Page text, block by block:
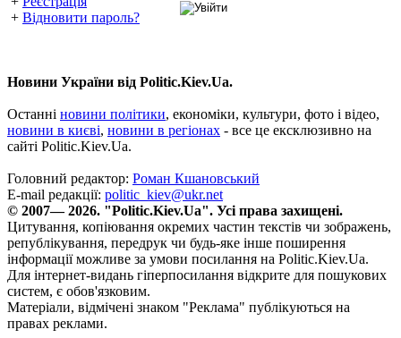
+ Відновити пароль?
Новини України від Politic.Kiev.Ua.
Останні новини політики, економіки, культури, фото і відео,
новини в києві, новини в регіонах - все це ексклюзивно на
сайті Politic.Kiev.Ua.
Головний редактор: Роман Кшановський
E-mail редакції: politic_kiev@ukr.net
© 2007— 2026. "Politic.Kiev.Ua". Усі права захищені.
Цитування, копіювання окремих частин текстів чи зображень,
републікування, передрук чи будь-яке інше поширення
інформації можливе за умови посилання на Politic.Kiev.Ua.
Для інтернет-видань гіперпосилання відкрите для пошукових
систем, є обов'язковим.
Матеріали, відмічені знаком "Реклама" публікуються на
правах реклами.